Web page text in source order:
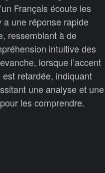
Français écoute les
a une réponse rapide
ressemblant à de
intuitive des
lorsque l’accent
retardée, indiquant
une analyse et une
les comprendre.